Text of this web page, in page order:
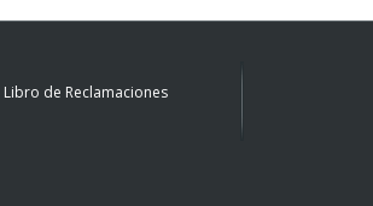
Libro de Reclamaciones